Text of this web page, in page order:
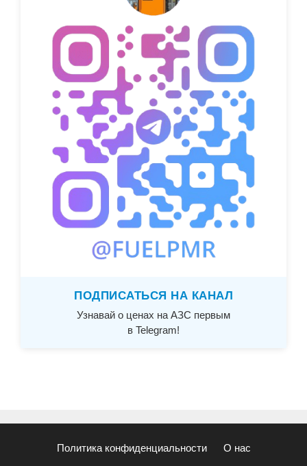
ПОДПИСАТЬСЯ НА КАНАЛ
Узнавай о ценах на АЗС первым
в Telegram!
Политика конфиденциальности О нас